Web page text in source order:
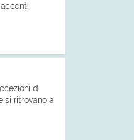
di
si ritrovano a